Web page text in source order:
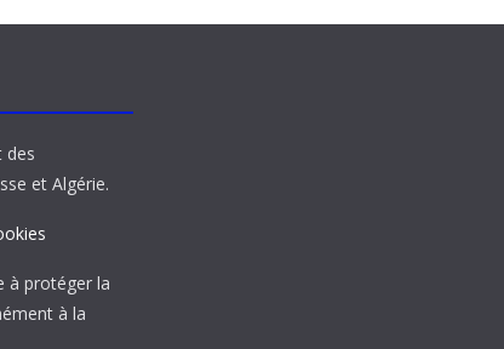
des
et Algérie.
à protéger la
à la